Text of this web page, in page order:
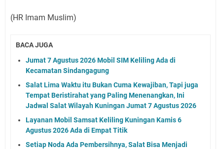
(HR Imam Muslim)
BACA JUGA
Jumat 7 Agustus 2026 Mobil SIM Keliling Ada di
Kecamatan Sindangagung
Salat Lima Waktu itu Bukan Cuma Kewajiban, Tapi juga
Tempat Beristirahat yang Paling Menenangkan, Ini
Jadwal Salat Wilayah Kuningan Jumat 7 Agustus 2026
Layanan Mobil Samsat Keliling Kuningan Kamis 6
Agustus 2026 Ada di Empat Titik
Setiap Noda Ada Pembersihnya, Salat Bisa Menjadi